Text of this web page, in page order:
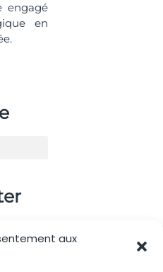
aux
engagé
en